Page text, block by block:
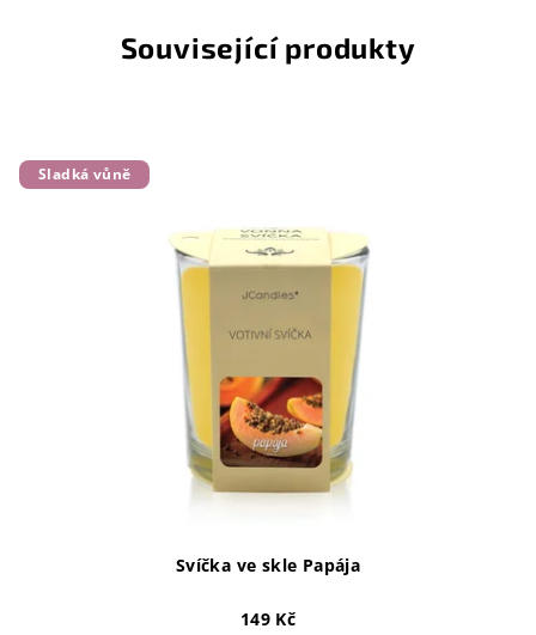
Související produkty
Sladká vůně
Svíčka ve skle Papája
149 Kč